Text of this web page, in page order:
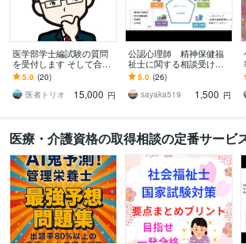
医学部学士編試験の質問
を受付します そして合格
へ 〜医学部学士編入試験
は情報戦だ〜
5.0 (20)
医者トリオ
15,000 円
公認心理師 精神保健福
祉士に関する相談受けま
す どんな仕事？どうやっ
て目指す？勉強方法は？
どんなことでも。
5.0 (26)
sayaka519
1,500 円
医療・介護資格の取得相談の定番サービ